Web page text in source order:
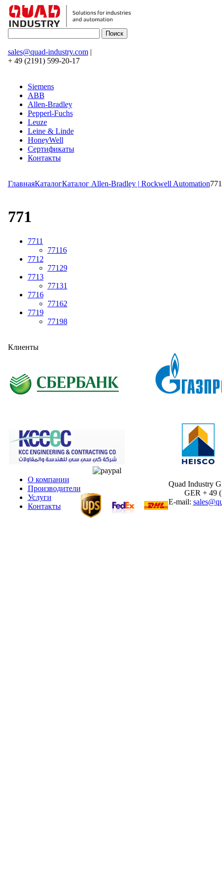
sales@quad-industry.com|
+ 49 (2191) 599-20-17
Siemens
ABB
Allen-Bradley
Pepperl-Fuchs
Leuze
Leine & Linde
HoneyWell
Сертификаты
Контакты
ГлавнаяКаталогКаталог Allen-Bradley | Rockwell Automation771
771
7711
77116
7712
77129
7713
77131
7716
77162
7719
77198
Клиенты
О компании
Производители
Услуги
Контакты
Quad Industry
GER + 49
E-mail: